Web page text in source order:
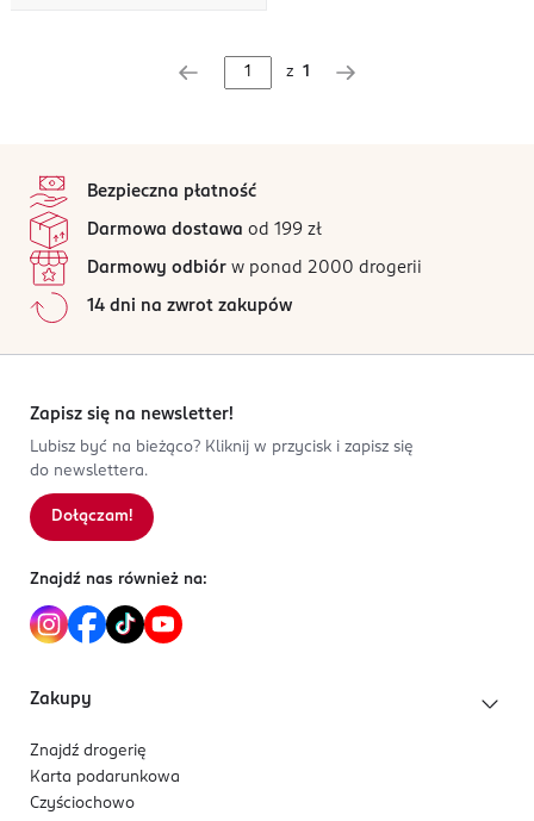
z 1
Bezpieczna płatność
Darmowa dostawa od 199 zł
Darmowy odbiór w ponad 2000 drogerii
14 dni na zwrot zakupów
Zapisz się na newsletter!
Lubisz być na bieżąco? Kliknij w przycisk i zapisz się
do newslettera.
Dołączam!
Znajdź nas również na:
Zakupy
Znajdź drogerię
Karta podarunkowa
Czyściochowo